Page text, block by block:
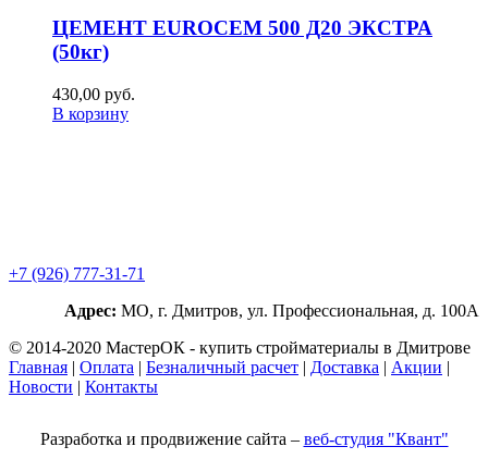
ЦЕМЕНТ EUROCEM 500 Д20 ЭКСТРА
(50кг)
430,00 руб.
В корзину
+7 (926) 777-31-71
Адрес: МО, г. Дмитров, ул. Профессиональная, д. 100А
© 2014-2020 МастерОК - купить стройматериалы в Дмитрове
Главная | Оплата | Безналичный расчет | Доставка | Акции |
Новости | Контакты
Разработка и продвижение сайта – веб-студия "Квант"